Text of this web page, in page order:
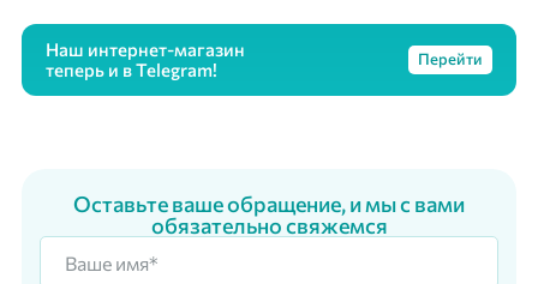
Наш интернет-магазин
теперь и в Telegram!
Перейти
Оставьте ваше обращение, и мы с вами
обязательно свяжемся